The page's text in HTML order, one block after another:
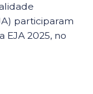
participaram
EJA 2025, no